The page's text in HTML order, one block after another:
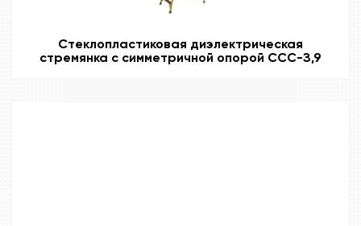
Стеклопластиковая диэлектрическая
стремянка с симметричной опорой ССС-З,9